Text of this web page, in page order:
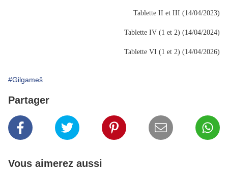
Tablette II et III (14/04/2023)
Tablette IV (1 et 2) (14/04/2024)
Tablette VI (1 et 2) (14/04/2026)
#Gilgameš
Partager
Vous aimerez aussi